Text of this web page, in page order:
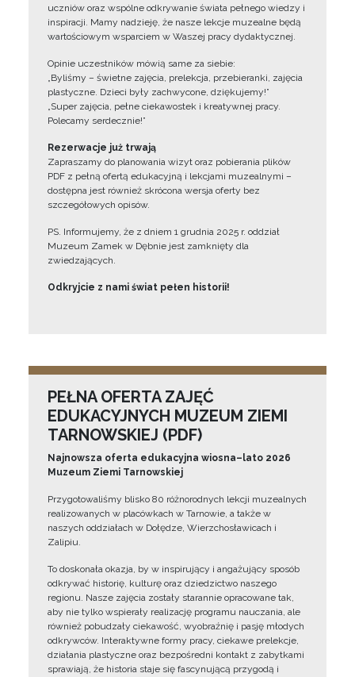
uczniów oraz wspólne odkrywanie świata pełnego wiedzy i
inspiracji. Mamy nadzieję, że nasze lekcje muzealne będą
wartościowym wsparciem w Waszej pracy dydaktycznej.
Opinie uczestników mówią same za siebie:
„Byliśmy – świetne zajęcia, prelekcja, przebieranki, zajęcia
plastyczne. Dzieci były zachwycone, dziękujemy!”
„Super zajęcia, pełne ciekawostek i kreatywnej pracy.
Polecamy serdecznie!”
Rezerwacje już trwają
Zapraszamy do planowania wizyt oraz pobierania plików
PDF z pełną ofertą edukacyjną i lekcjami muzealnymi –
dostępna jest również skrócona wersja oferty bez
szczegółowych opisów.
PS. Informujemy, że z dniem 1 grudnia 2025 r. oddział
Muzeum Zamek w Dębnie jest zamknięty dla
zwiedzających.
Odkryjcie z nami świat pełen historii!
PEŁNA OFERTA ZAJĘĆ
EDUKACYJNYCH MUZEUM ZIEMI
TARNOWSKIEJ (PDF)
Najnowsza oferta edukacyjna wiosna–lato 2026
Muzeum Ziemi Tarnowskiej
Przygotowaliśmy blisko 80 różnorodnych lekcji muzealnych
realizowanych w placówkach w Tarnowie, a także w
naszych oddziałach w Dołędze, Wierzchosławicach i
Zalipiu.
To doskonała okazja, by w inspirujący i angażujący sposób
odkrywać historię, kulturę oraz dziedzictwo naszego
regionu. Nasze zajęcia zostały starannie opracowane tak,
aby nie tylko wspierały realizację programu nauczania, ale
również pobudzały ciekawość, wyobraźnię i pasję młodych
odkrywców. Interaktywne formy pracy, ciekawe prelekcje,
działania plastyczne oraz bezpośredni kontakt z zabytkami
sprawiają, że historia staje się fascynującą przygodą i